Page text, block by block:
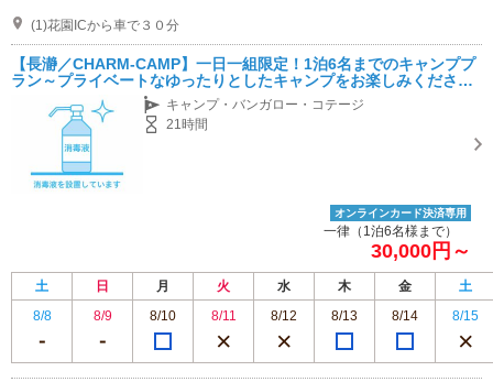
(1)花園ICから車で３０分
【長瀞／CHARM-CAMP】一日一組限定！1泊6名までのキャンププ
ラン～プライベートなゆったりとしたキャンプをお楽しみください
キャンプ・バンガロー・コテージ
21時間
オンラインカード決済専用
一律（1泊6名様まで）
30,000円～
土 日 月 火 水 木 金
土
8/8
8/9 8/10 8/11 8/12 8/13 8/14 8/15